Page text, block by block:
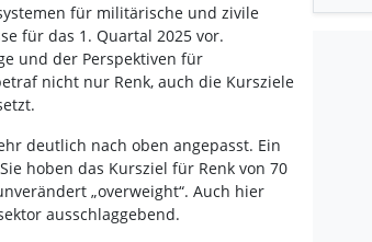
für militärische und zivile
für das 1. Quartal 2025 vor.
und der Perspektiven für
nicht nur Renk, auch die Kursziele
deutlich nach oben angepasst. Ein
hoben das Kursziel für Renk von 70
„overweight“. Auch hier
ausschlaggebend.